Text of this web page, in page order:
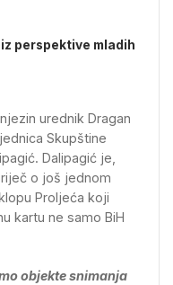
perspektive mladih
urednik Dragan
Skupštine
Dalipagić je,
o još jednom
Proljeća koji
kartu ne samo BiH
objekte snimanja